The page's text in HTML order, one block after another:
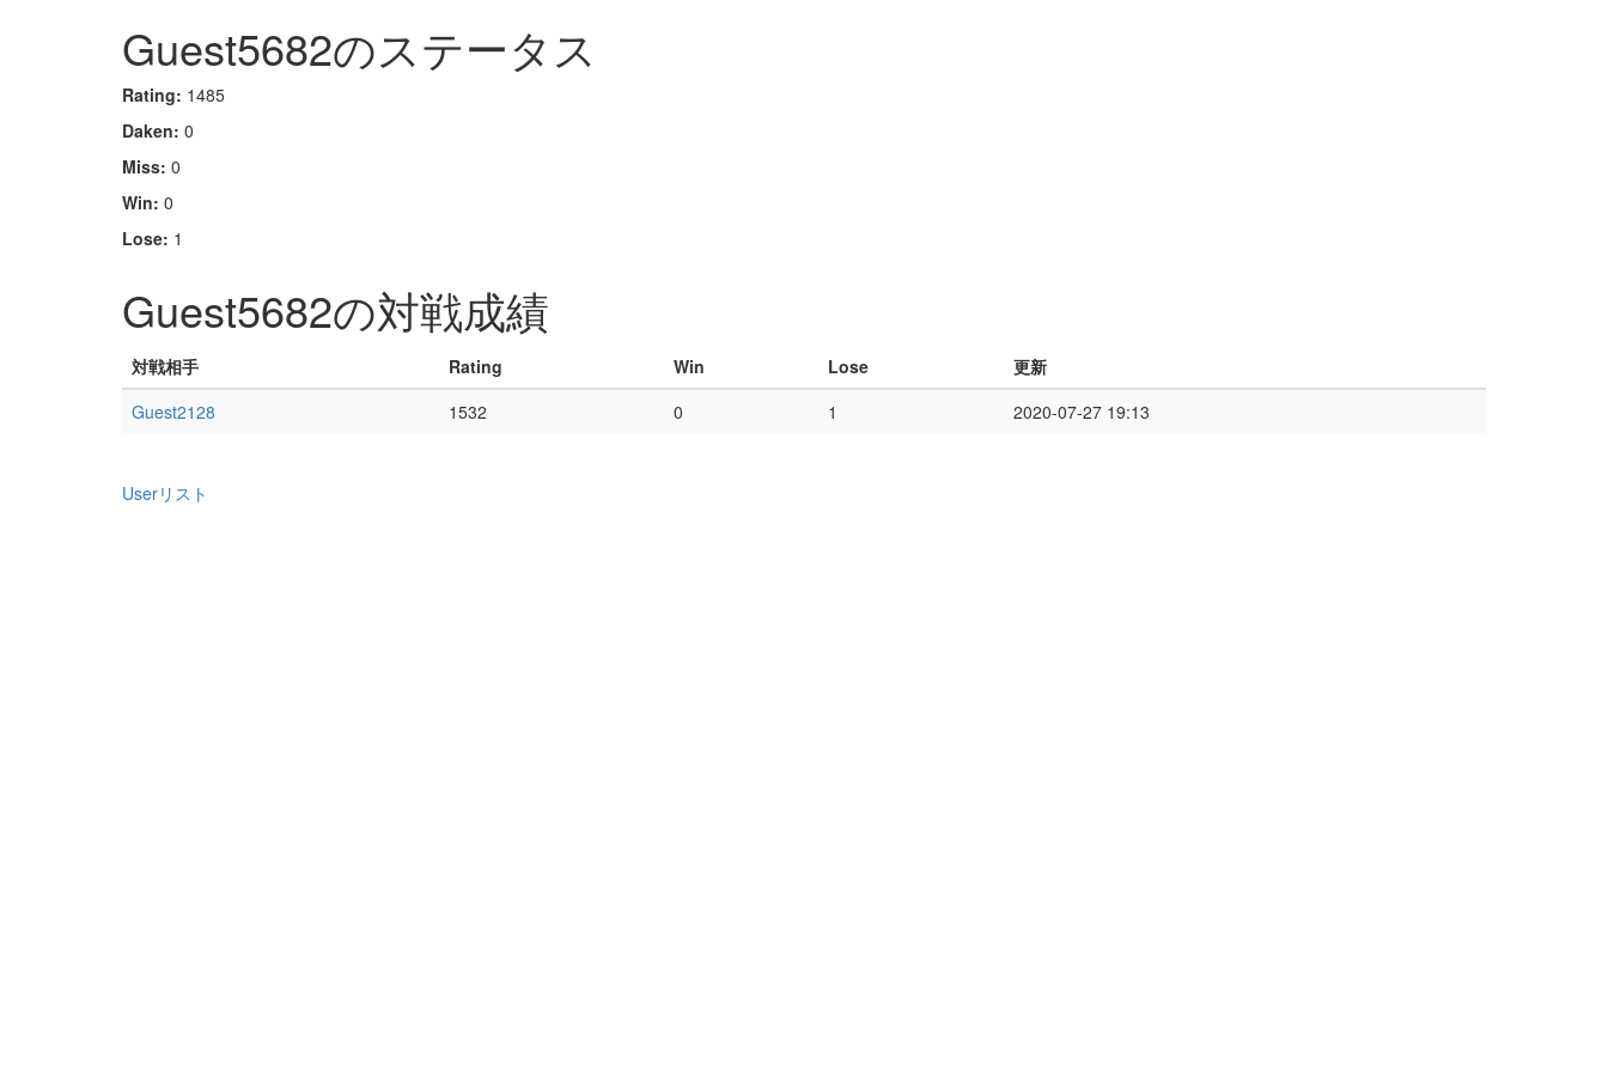
Guest5682のステータス
Rating: 1485
Daken: 0
Miss: 0
Win: 0
Lose: 1
Guest5682の対戦成績
対戦相手 Rating Win Lose
更新
Guest2128
1532 0 1 2020-07-27 19:13
Userリスト